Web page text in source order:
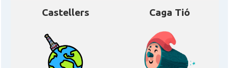
Castellers Caga Tió